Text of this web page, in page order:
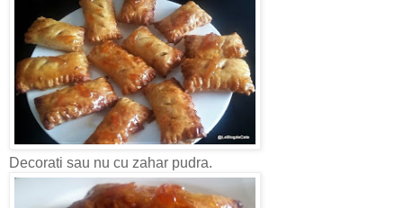
Decorati sau nu cu zahar pudra.